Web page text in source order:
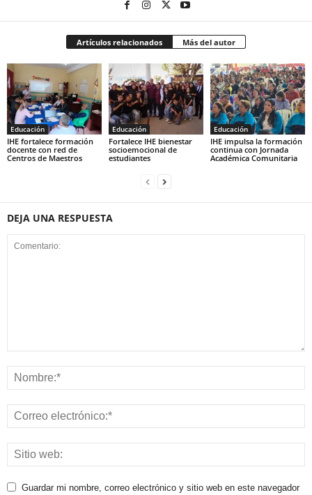
Artículos relacionados Más del autor
Educación
IHE fortalece formación
docente con red de
Centros de Maestros
Educación
Fortalece IHE bienestar
socioemocional de
estudiantes
Educación
IHE impulsa la formación
continua con Jornada
Académica Comunitaria
DEJA UNA RESPUESTA
Guardar mi nombre, correo electrónico y sitio web en este navegador